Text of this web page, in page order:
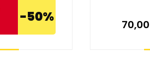
-50%
70,00